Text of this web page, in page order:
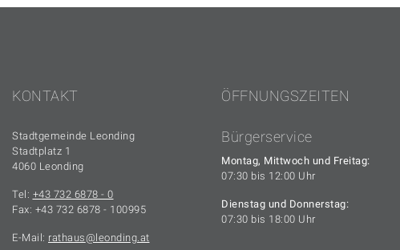
KONTAKT
Stadtgemeinde Leonding
Stadtplatz 1
4060 Leonding
Tel: +43 732 6878 - 0
Fax: +43 732 6878 - 100995
E-Mail: rathaus leonding.at
ÖFFNUNGSZEITEN
Bürgerservice
Montag, Mittwoch und Freitag:
07:30 bis 12:00 Uhr
Dienstag und Donnerstag:
07:30 bis 18:00 Uhr